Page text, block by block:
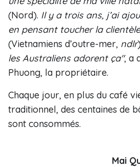
(Nord). Il y a trois ans, j’ai
en pensant toucher la
(Vietnamiens d’outre-mer, ndlr)
les Australiens adorent ça", a
Phuong, la propriétaire.
Chaque jour, en plus du café
traditionnel, des centaines de
sont consommés.
Mai